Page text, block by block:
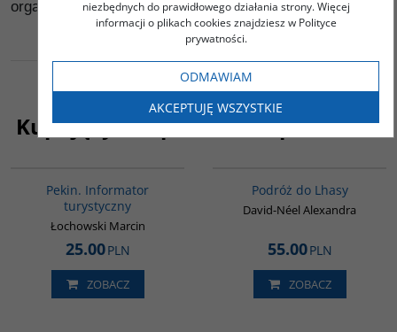
organizacji międzynarodowych, firm i mediów.
Kupujący ten produkt kupili także:
Pekin. Informator
turystyczny
Łochowski Marcin
25.00PLN
ZOBACZ
Podróż do Lhasy
David-Néel Alexandra
55.00PLN
ZOBACZ
niezbędnych do prawidłowego działania strony. Więcej
informacji o plikach cookies znajdziesz w Polityce
prywatności.
ODMAWIAM
AKCEPTUJĘ WSZYSTKIE